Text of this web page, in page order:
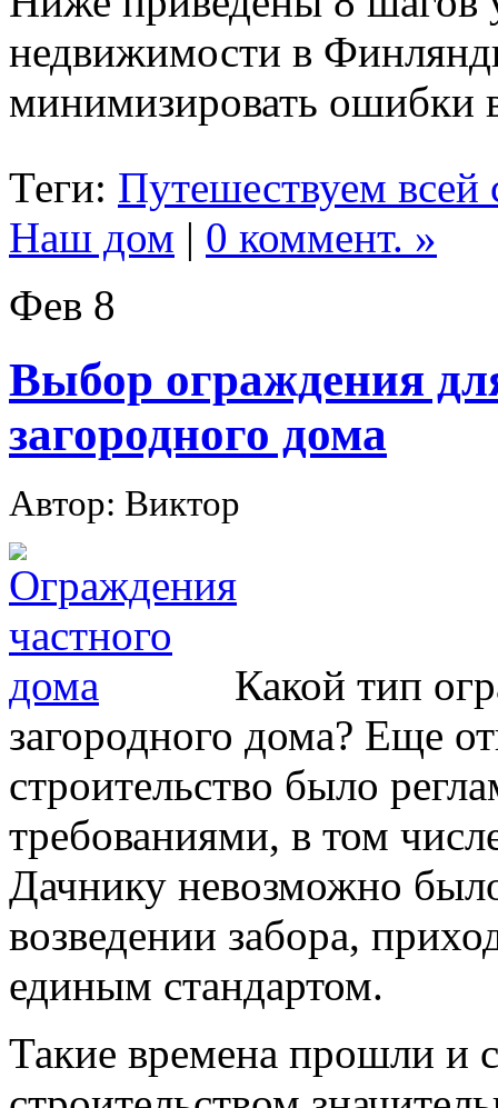
недвижимости в
минимизировать ошибки
Теги: Путешествуем всей
Наш дом | 0 коммент. »
Фев 8
Выбор ограждения
загородного дома
Автор: Виктор
Какой тип
загородного дома? Еще
строительство было
требованиями, в том
Дачнику невозможно
возведении забора,
единым стандартом.
Такие времена прошли и